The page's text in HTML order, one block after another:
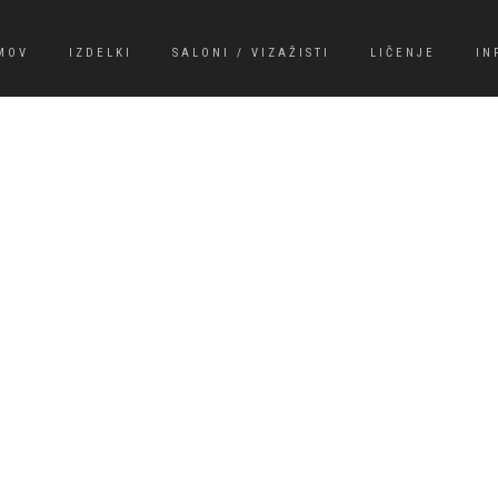
IZDELKI SALONI / VIZAŽISTI LIČENJE